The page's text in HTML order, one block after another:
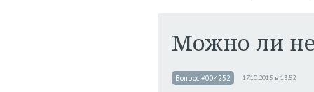
Можно ли
Вопрос #004252 17.10.2015 в 13:52